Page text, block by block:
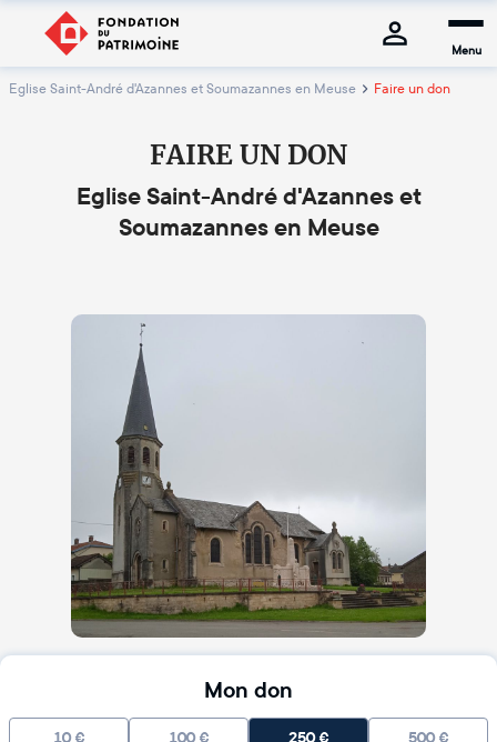
Menu
Eglise Saint-André d'Azannes et Soumazannes en Meuse Faire un don
FAIRE UN DON
Eglise Saint-André d'Azannes et
Soumazannes en Meuse
Mon don
10 € 100 € 250€ 500 €